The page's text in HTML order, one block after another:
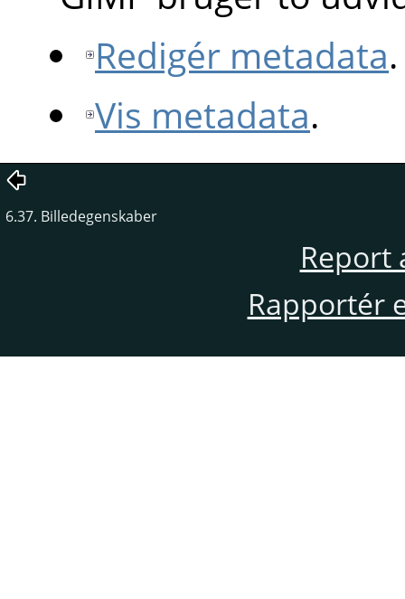
Redigér metadata.
Vis metadata.
6.37. Billedegenskaber
Report
Rapportér